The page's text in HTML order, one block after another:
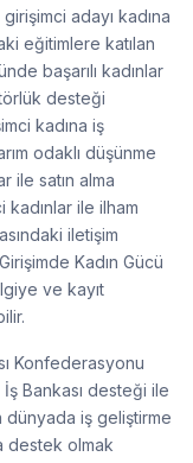
adayı kadına
eğitimlere katılan
başarılı kadınlar
desteği
kadına iş
odaklı düşünme
ile satın alma
ile ilham
iletişim
Kadın Gücü
ve kayıt
Konfederasyonu
Bankası desteği ile
dünyada iş geliştirme
destek olmak